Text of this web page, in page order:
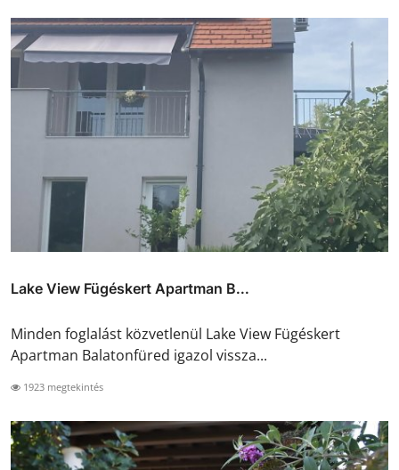
Lake View Fügéskert Apartman B...
Minden foglalást közvetlenül Lake View Fügéskert
Apartman Balatonfüred igazol vissza...
1923 megtekintés